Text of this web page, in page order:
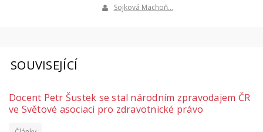
Sojková Machoň…
SOUVISEJÍCÍ
Docent Petr Šustek se stal národním zpravodajem ČR
ve Světové asociaci pro zdravotnické právo